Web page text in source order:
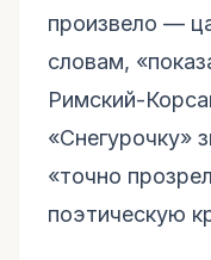
произвело —
словам,
Римский-
«Снегурочку»
«точно
поэтическую